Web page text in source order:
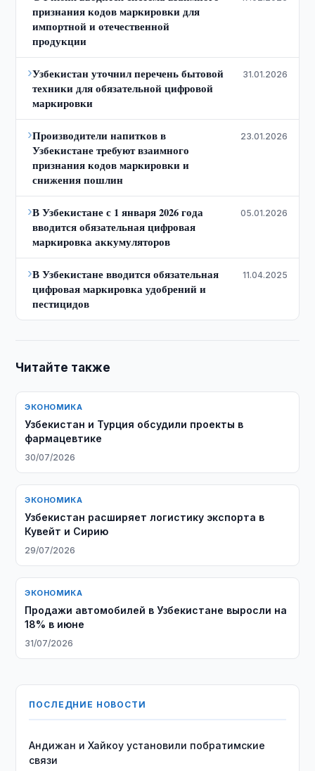
признания кодов маркировки для
импортной и отечественной
продукции
›Узбекистан уточнил перечень бытовой
техники для обязательной цифровой
маркировки
31.01.2026
›Производители напитков в
Узбекистане требуют взаимного
признания кодов маркировки и
снижения пошлин
23.01.2026
›В Узбекистане с 1 января 2026 года
вводится обязательная цифровая
маркировка аккумуляторов
05.01.2026
›В Узбекистане вводится обязательная
цифровая маркировка удобрений и
пестицидов
11.04.2025
Читайте также
ЭКОНОМИКА
Узбекистан и Турция обсудили проекты в
фармацевтике
30/07/2026
ЭКОНОМИКА
Узбекистан расширяет логистику экспорта в
Кувейт и Сирию
29/07/2026
ЭКОНОМИКА
Продажи автомобилей в Узбекистане выросли на
18% в июне
31/07/2026
ПОСЛЕДНИЕ НОВОСТИ
Андижан и Хайкоу установили побратимские
связи